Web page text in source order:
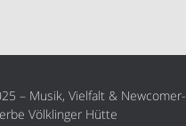
– Musik, Vielfalt & Newcomer-
Völklinger Hütte